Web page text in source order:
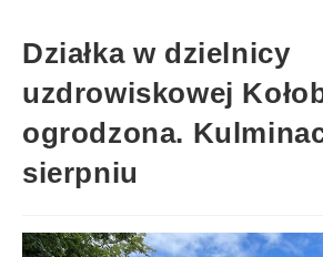
Działka w dzielnicy
uzdrowiskowej
ogrodzona.
sierpniu